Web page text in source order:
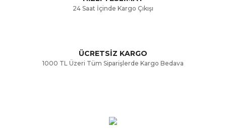
Gönder
24 Saat İçinde Kargo Çıkışı
ÜCRETSİZ KARGO
1000 TL Üzeri Tüm Siparişlerde Kargo Bedava